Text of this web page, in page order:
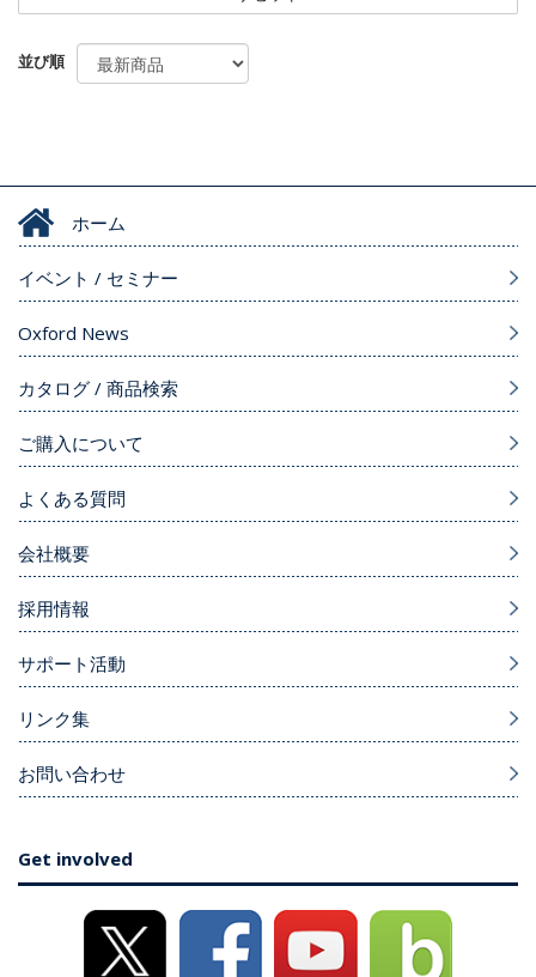
並び順
ホーム
イベント / セミナー
Oxford News
カタログ / 商品検索
ご購入について
よくある質問
会社概要
採用情報
サポート活動
リンク集
お問い合わせ
Get involved